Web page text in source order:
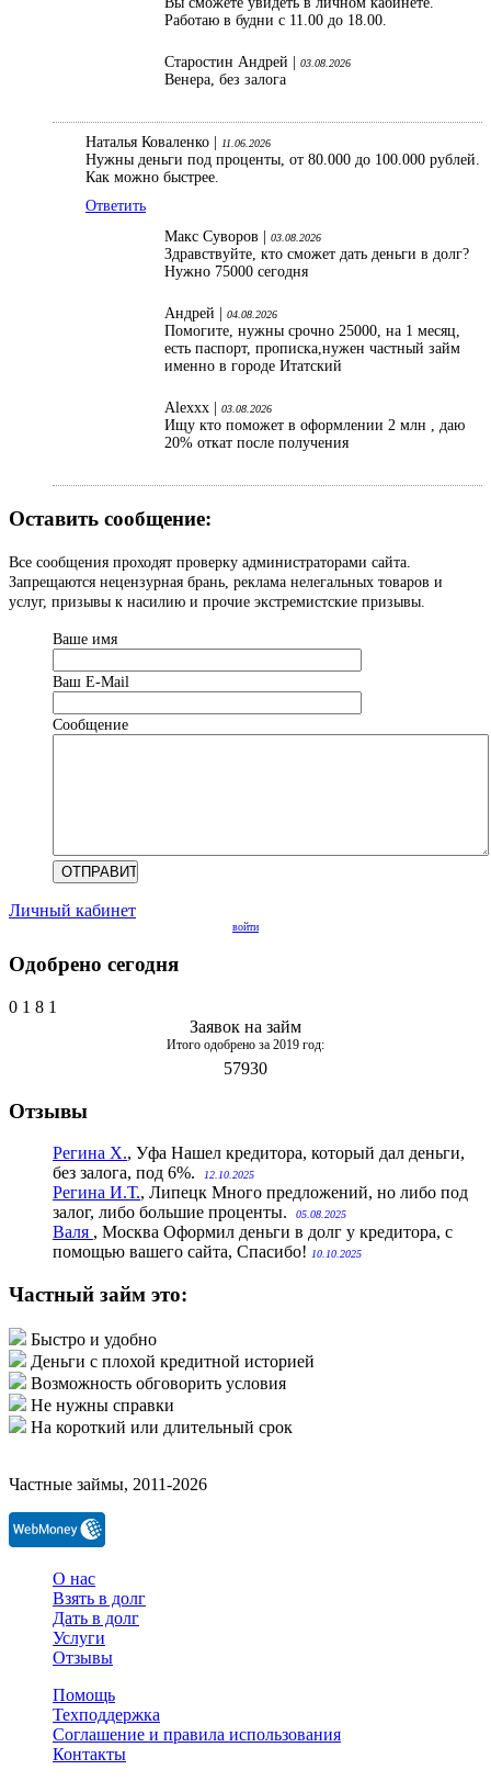
Работаю в будни с 11.00 до 18.00.
Старостин Андрей | 03.08.2026
Венера, без залога
Наталья Коваленко | 11.06.2026
Нужны деньги под проценты, от 80.000 до 100.000 рублей.
Как можно быстрее.
Ответить
Макс Суворов |
03.08.2026
Здравствуйте, кто сможет дать деньги в долг?
Нужно 75000 сегодня
Андрей | 04.08.2026
Помогите, нужны срочно 25000, на 1 месяц,
есть паспорт, прописка,нужен частный займ
именно в городе Итатский
Alexxx | 03.08.2026
Ищу кто поможет в оформлении 2 млн , даю
20% откат после получения
Оставить сообщение:
Все сообщения проходят проверку администраторами сайта.
Запрещаются нецензурная брань, реклама нелегальных товаров и
услуг, призывы к насилию и прочие экстремистские призывы.
Ваше имя
Ваш Е-Mail
Сообщение
Личный кабинет
войти
Одобрено сегодня
0 1 8 1
Заявок на займ
Итого одобрено за 2019 год:
57930
Отзывы
Регина Х., Уфа Нашел кредитора, который дал деньги,
без залога, под 6%.
12.10.2025
Регина И.Т., Липецк Много предложений, но либо под
залог, либо большие проценты.
05.08.2025
Валя , Москва Оформил деньги в долг у кредитора, с
помощью вашего сайта, Спасибо! 10.10.2025
Частный займ это:
Быстро и удобно
Деньги с плохой кредитной историей
Возможность обговорить условия
Не нужны справки
На короткий или длительный срок
Частные займы, 2011-2026
О нас
Взять в долг
Дать в долг
Услуги
Отзывы
Помощь
Техподдержка
Соглашение и правила использования
Контакты